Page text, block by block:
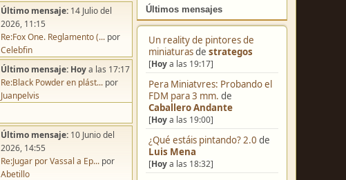
Últimos mensajes
Un reality de pintores de
miniaturasde strategos
[Hoya las 19:17]
Pera Miniatvres: Probando el
FDM para 3 mm. de
Caballero Andante
[Hoya las 19:00]
¿Qué estáis pintando? 2.0 de
Luis Mena
[Hoya las 18:32]
Último mensaje: 14 Julio del
2026, 11:15
Re:Fox One. Reglamento (... por
Celebfin
Último mensaje: Hoya las 17:17
Re:Black Powder en plást... por
Juanpelvis
Último mensaje: 10 Junio del
2026, 14:55
Re:Jugar por Vassal a Ep... por
Abetillo